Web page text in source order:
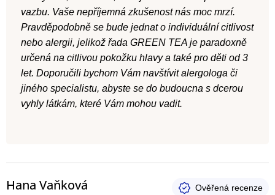
vazbu. Vaše nepříjemná zkušenost nás moc mrzí.
Pravděpodobně se bude jednat o individuální citlivost
nebo alergii, jelikož řada GREEN TEA je paradoxně
určená na citlivou pokožku hlavy a také pro děti od 3
let. Doporučili bychom Vám navštívit alergologa či
jiného specialistu, abyste se do budoucna s dcerou
vyhly látkám, které Vám mohou vadit.
Hana Vaňková